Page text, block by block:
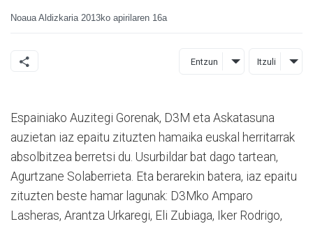
Noaua Aldizkaria 2013ko apirilaren 16a
Entzun Itzuli
Espainiako Auzitegi Gorenak, D3M eta Askatasuna
auzietan iaz epaitu zituzten hamaika euskal herritarrak
absolbitzea berretsi du. Usurbildar bat dago tartean,
Agurtzane Solaberrieta. Eta berarekin batera, iaz epaitu
zituzten beste hamar lagunak: D3Mko Amparo
Lasheras, Arantza Urkaregi, Eli Zubiaga, Iker Rodrigo,